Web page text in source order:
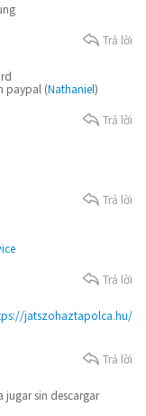
paypal (Nathaniel)
Trả lời
Trả lời
Trả lời
jatszohaztapolca.hu/
Trả lời
jugar sin descargar
Trả lời